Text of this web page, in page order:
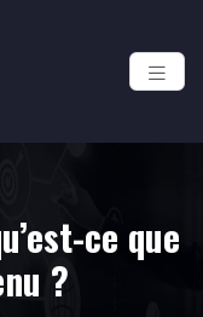
ce que
?